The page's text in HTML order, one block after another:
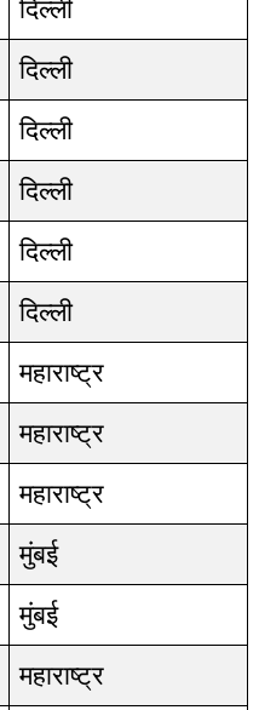
दिल्ली
दिल्ली
दिल्ली
दिल्ली
दिल्ली
दिल्ली
महाराष्ट्र
महाराष्ट्र
महाराष्ट्र
मुंबई
मुंबई
महाराष्ट्र